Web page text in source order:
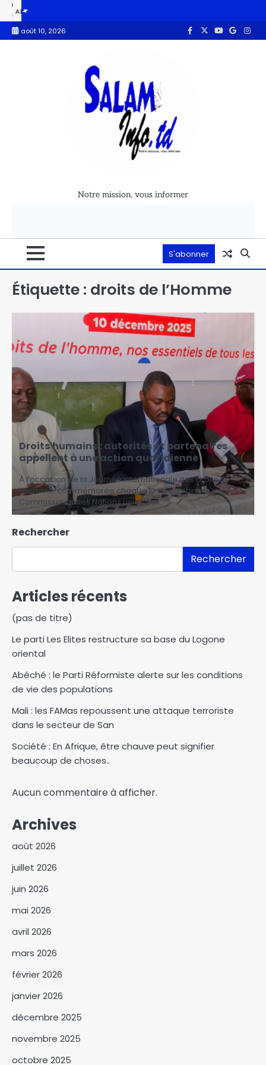
: le Parti Réformiste alerte sur les conditions de vie des populations
août 10, 2026
Notre mission, vous informer
S'abonner
Étiquette : droits de l’Homme
Droits humains : autorités et partenaires
appellent à une action quotidienne
À l’occasion de la Journée internationale des droits de
l’homme, commémorée chaque 10 décembre, le Haut-
Commissariat des Nations unies aux…
Rechercher
Rechercher
Articles récents
(pas de titre)
Le parti Les Elites restructure sa base du Logone
oriental
Abéché : le Parti Réformiste alerte sur les conditions
de vie des populations
Mali : les FAMas repoussent une attaque terroriste
dans le secteur de San
Société : En Afrique, être chauve peut signifier
beaucoup de choses..
Aucun commentaire à afficher.
Archives
août 2026
juillet 2026
juin 2026
mai 2026
avril 2026
mars 2026
février 2026
janvier 2026
décembre 2025
novembre 2025
octobre 2025